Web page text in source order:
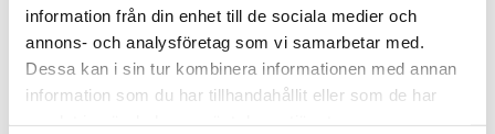
information från din enhet till de sociala medier och
annons- och analysföretag som vi samarbetar med.
Dessa kan i sin tur kombinera informationen med annan
information som du har tillhandahållit eller som de har
Mjuka Dockor
TV- & Sagofigurer
Recensioner